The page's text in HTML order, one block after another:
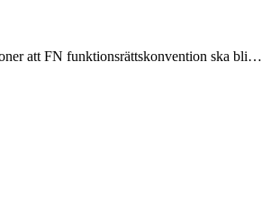
att FN funktionsrättskonvention ska bli…